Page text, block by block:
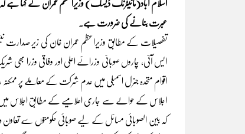
عبرت بنانے کی ضرورت ہے۔
تفصیلات کے مطابق وزیراعظم عمران خان کی زیر صدارت
ایس آئی، چاروں صوبائی وزرائے اعلی اور وفاقی وزرا بھی
اقوام متحدہ جنرل اسمبلی میں عدم شرکت کے معاملے پر
اجلاس کے حوالے سے جاری اعلامیے کے مطابق اجلاس میں
کہ بین الصوبائی مسائل کے لیے صوبائی حکومتوں سے